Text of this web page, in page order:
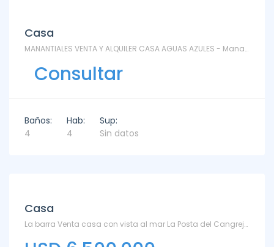
Casa
MANANTIALES VENTA Y ALQUILER CASA AGUAS AZULES - Manantiales
Consultar
Baños:
4
Hab:
4
Sup:
Sin datos
Casa
La barra Venta casa con vista al mar La Posta del Cangrejo - La Barra